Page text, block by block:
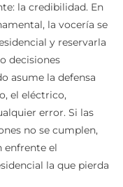
la credibilidad. En
la vocería se
y reservarla
decisiones
asume la defensa
el eléctrico,
error. Si las
no se cumplen,
enfrente el
la que pierda